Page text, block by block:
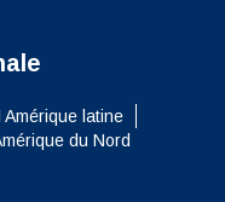
Amérique latine
du Nord